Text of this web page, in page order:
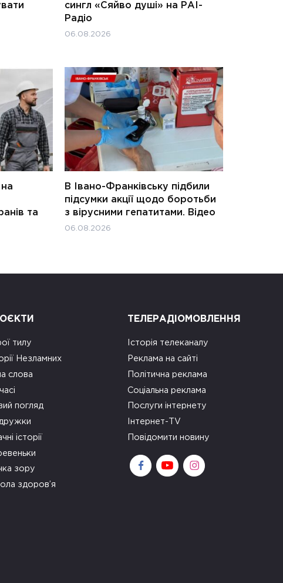
сингл «Сяйво душі» на РАІ-
Радіо
06.08.2026
та
В Івано-Франківську підбили
підсумки акції щодо боротьби
з вірусними гепатитами. Відео
06.08.2026
тилу
Незламних
слова
погляд
історії
зору
здоров’я
ТЕЛЕРАДІОМОВЛЕННЯ
Історія телеканалу
Реклама на сайті
Політична реклама
Соціальна реклама
Послуги інтернету
Інтернет-TV
Повідомити новину